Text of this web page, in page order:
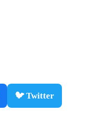
🐦 Twitter